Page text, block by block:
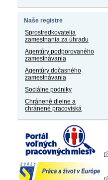
Naše registre
Sprostredkovatelia
zamestnania za úhradu
Agentúry podporovaného
zamestnávania
Agentúry dočasného
zamestnávania
Sociálne podniky
Chránené dielne a
chránené pracoviská